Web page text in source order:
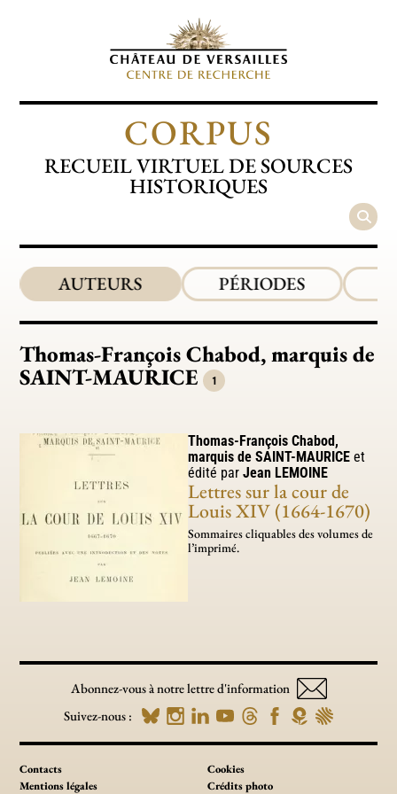
CORPUS
RECUEIL VIRTUEL DE SOURCES
HISTORIQUES
AUTEURS PÉRIODES
Thomas-François Chabod, marquis de
SAINT-MAURICE
1
Thomas-François Chabod,
marquis deSAINT-MAURICE et
édité parJean LEMOINE
Lettres sur la cour de
Louis XIV (1664-1670)
Sommaires cliquables des volumes de
l’imprimé.
Abonnez-vous à notre lettre d'information
Suivez-nous :
Contacts
Mentions légales
Cookies
Crédits photo